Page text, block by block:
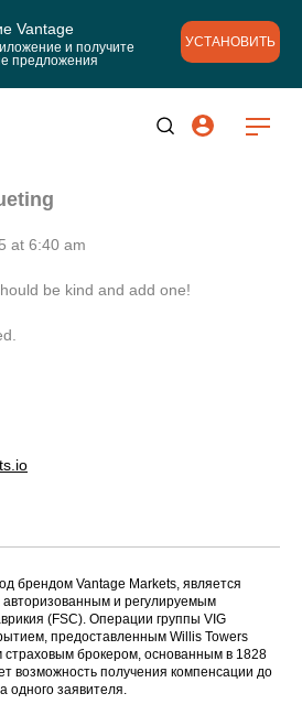
Vantage
и получите
предложения
УСТАНОВИТЬ
at 6:40 am
be kind and add one!
брендом Vantage Markets, является
и регулируемым
(FSC). Операции группы VIG
предоставленным Willis Towers
страховым брокером, основанным в 1828
возможность получения компенсации до
одного заявителя.